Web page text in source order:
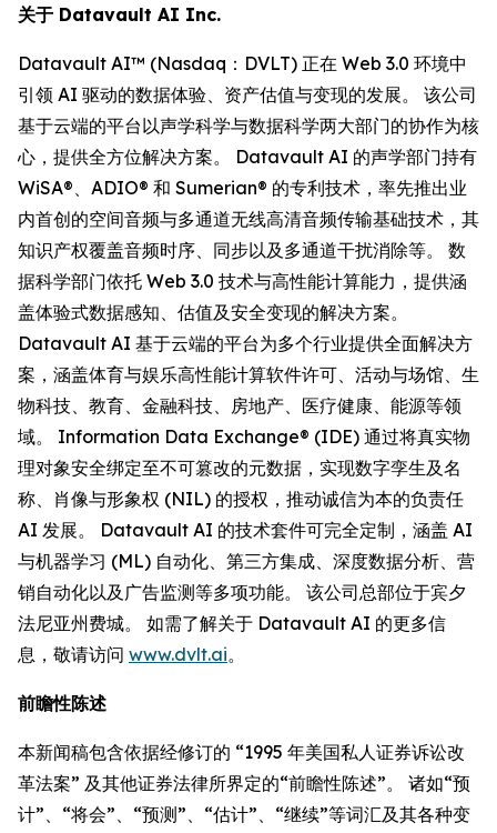
关于 Datavault AI Inc.
Datavault AI™ (Nasdaq：DVLT) 正在 Web 3.0 环境中
引领 AI 驱动的数据体验、资产估值与变现的发展。 该公司
基于云端的平台以声学科学与数据科学两大部门的协作为核
心，提供全方位解决方案。 Datavault AI 的声学部门持有
WiSA®、ADIO® 和 Sumerian® 的专利技术，率先推出业
内首创的空间音频与多通道无线高清音频传输基础技术，其
知识产权覆盖音频时序、同步以及多通道干扰消除等。 数
据科学部门依托 Web 3.0 技术与高性能计算能力，提供涵
盖体验式数据感知、估值及安全变现的解决方案。
Datavault AI 基于云端的平台为多个行业提供全面解决方
案，涵盖体育与娱乐高性能计算软件许可、活动与场馆、生
物科技、教育、金融科技、房地产、医疗健康、能源等领
域。 Information Data Exchange® (IDE) 通过将真实物
理对象安全绑定至不可篡改的元数据，实现数字孪生及名
称、肖像与形象权 (NIL) 的授权，推动诚信为本的负责任
AI 发展。 Datavault AI 的技术套件可完全定制，涵盖 AI
与机器学习 (ML) 自动化、第三方集成、深度数据分析、营
销自动化以及广告监测等多项功能。 该公司总部位于宾夕
法尼亚州费城。 如需了解关于 Datavault AI 的更多信
息，敬请访问 www.dvlt.ai。
前瞻性陈述
本新闻稿包含依据经修订的 “1995 年美国私人证券诉讼改
革法案” 及其他证券法律所界定的“前瞻性陈述”。 诸如“预
计”、“将会”、“预测”、“估计”、“继续”等词汇及其各种变